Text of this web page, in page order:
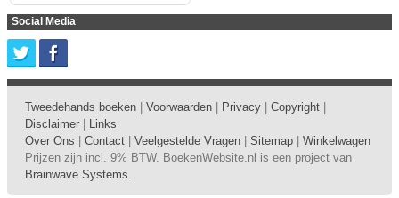
Social Media
Tweedehands boeken Voorwaarden Privacy Copyright
Disclaimer
Links
Over Ons
Contact Veelgestelde Vragen Sitemap
Winkelwagen
Prijzen zijn incl. 9% BTW. BoekenWebsite.nl is een project van
Brainwave Systems.